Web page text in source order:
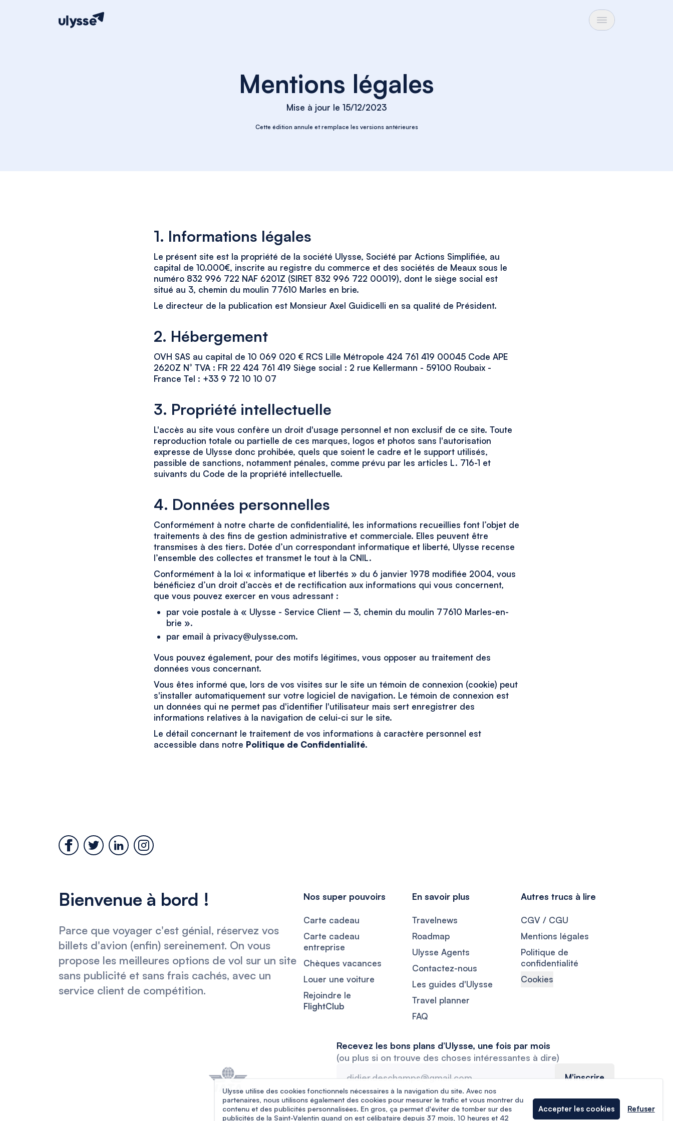
Mentions légales
Mise à jour le 15/12/2023
Cette édition annule et remplace les versions antérieures
1. Informations légales
Le présent site est la propriété de la société Ulysse, Société par Actions Simplifiée, au
capital de 10.000€, inscrite au registre du commerce et des sociétés de Meaux sous le
numéro 832 996 722 NAF 6201Z (SIRET 832 996 722 00019), dont le siège social est
situé au 3, chemin du moulin 77610 Marles en brie.
Le directeur de la publication est Monsieur Axel Guidicelli en sa qualité de Président.
2. Hébergement
OVH SAS au capital de 10 069 020 € RCS Lille Métropole 424 761 419 00045 Code APE
2620Z N° TVA : FR 22 424 761 419 Siège social : 2 rue Kellermann - 59100 Roubaix -
France Tel : +33 9 72 10 10 07
3. Propriété intellectuelle
L'accès au site vous confère un droit d'usage personnel et non exclusif de ce site. Toute
reproduction totale ou partielle de ces marques, logos et photos sans l'autorisation
expresse de Ulysse donc prohibée, quels que soient le cadre et le support utilisés,
passible de sanctions, notamment pénales, comme prévu par les articles L. 716-1 et
suivants du Code de la propriété intellectuelle.
4. Données personnelles
Conformément à notre charte de confidentialité, les informations recueillies font l’objet de
traitements à des fins de gestion administrative et commerciale. Elles peuvent être
transmises à des tiers. Dotée d’un correspondant informatique et liberté, Ulysse recense
l’ensemble des collectes et transmet le tout à la CNIL.
Conformément à la loi « informatique et libertés » du 6 janvier 1978 modifiée 2004, vous
bénéficiez d’un droit d’accès et de rectification aux informations qui vous concernent,
que vous pouvez exercer en vous adressant :
par voie postale à « Ulysse - Service Client – 3, chemin du moulin 77610 Marles-en-
brie ».
par email à privacy@ulysse.com.
Vous pouvez également, pour des motifs légitimes, vous opposer au traitement des
données vous concernant.
Vous êtes informé que, lors de vos visites sur le site un témoin de connexion (cookie) peut
s'installer automatiquement sur votre logiciel de navigation. Le témoin de connexion est
un données qui ne permet pas d'identifier l'utilisateur mais sert enregistrer des
informations relatives à la navigation de celui-ci sur le site.
Le détail concernant le traitement de vos informations à caractère personnel est
accessible dans notre Politique de Confidentialité.
Ulysse utilise des cookies fonctionnels nécessaires à la navigation du site. Avec nos
partenaires, nous utilisons également des cookies pour mesurer le trafic et vous montrer du
contenu et des publicités personnalisées. En gros, ça permet d'éviter de tomber sur des
publicités de la Saint-Valentin quand on est célibataire depuis 37 mois, 10 heures et 42
Accepter les cookies Refuser
Bienvenue à bord !
Parce que voyager c'est génial, réservez vos
billets d'avion (enfin) sereinement. On vous
propose les meilleures options de vol sur un site
sans publicité et sans frais cachés, avec un
service client de compétition.
Nos super pouvoirs
Carte cadeau
Carte cadeau
entreprise
Chèques vacances
Louer une voiture
Rejoindre le
FlightClub
En savoir plus
Travelnews
Roadmap
Ulysse Agents
Contactez-nous
Les guides d'Ulysse
Travel planner
FAQ
Autres trucs à lire
CGV / CGU
Mentions légales
Politique de
confidentialité
Cookies
Recevez les bons plans d’Ulysse, une fois par mois
(ou plus si on trouve des choses intéressantes à dire)
M'inscrire